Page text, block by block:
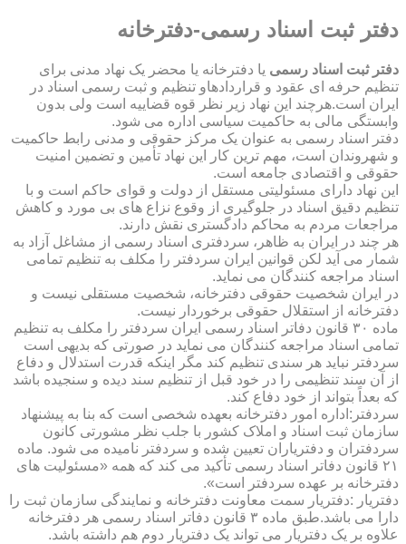
دفتر ثبت اسناد رسمی-دفترخانه
دفتر ثبت اسناد رسمی یا دفترخانه یا محضر یک نهاد مدنی برای
تنظیم حرفه ای عقود و قراردادهاو تنظیم و ثبت رسمی اسناد در
ایران است.هرچند این نهاد زیر نظر قوه قضاییه است ولی بدون
وابستگی مالی به حاکمیت سیاسی اداره می شود.
دفتر اسناد رسمی به عنوان یک مرکز حقوقی و مدنی رابط حاکمیت
و شهروندان است، مهم ترین کار این نهاد تأمین و تضمین امنیت
حقوقی و اقتصادی جامعه است.
این نهاد دارای مسئولیتی مستقل از دولت و قوای حاکم است و با
تنظیم دقیق اسناد در جلوگیری از وقوع نزاع های بی مورد و کاهش
مراجعات مردم به محاکم دادگستری نقش دارند.
هر چند در ایران به ظاهر، سردفتری اسناد رسمی از مشاغل آزاد به
شمار می آید لکن قوانین ایران سردفتر را مکلف به تنظیم تمامی
اسناد مراجعه کنندگان می نماید.
در ایران شخصیت حقوقی دفترخانه، شخصیت مستقلی نیست و
دفترخانه از استقلال حقوقی برخوردار نیست.
ماده ۳۰ قانون دفاتر اسناد رسمی ایران سردفتر را مکلف به تنظیم
تمامی اسناد مراجعه کنندگان می نماید در صورتی که بدیهی است
سردفتر نباید هر سندی تنظیم کند مگر اینکه قدرت استدلال و دفاع
از آن سند تنظیمی را در خود قبل از تنظیم سند دیده و سنجیده باشد
که بعداً بتواند از خود دفاع کند.
سردفتر:اداره امور دفترخانه بعهده شخصی است که بنا به پیشنهاد
سازمان ثبت اسناد و املاک کشور با جلب نظر مشورتی کانون
سردفتران و دفتریاران تعیین شده و سردفتر نامیده می شود. ماده
۲۱ قانون دفاتر اسناد رسمی تأکید می کند که همه «مسئولیت های
دفترخانه بر عهده سردفتر است».
دفتریار :دفتریار سمت معاونت دفترخانه و نمایندگی سازمان ثبت را
دارا می باشد.طبق ماده ۳ قانون دفاتر اسناد رسمی هر دفترخانه
علاوه بر یک دفتریار می تواند یک دفتریار دوم هم داشته باشد.